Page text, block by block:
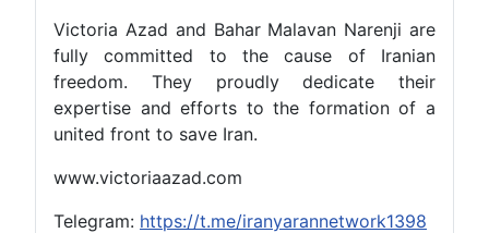
Victoria Azad and Bahar Malavan Narenji are
fully committed to the cause of Iranian
freedom. They proudly dedicate their
expertise and efforts to the formation of a
united front to save Iran.
www.victoriaazad.com
Telegram: https://t.me/iranyarannetwork1398